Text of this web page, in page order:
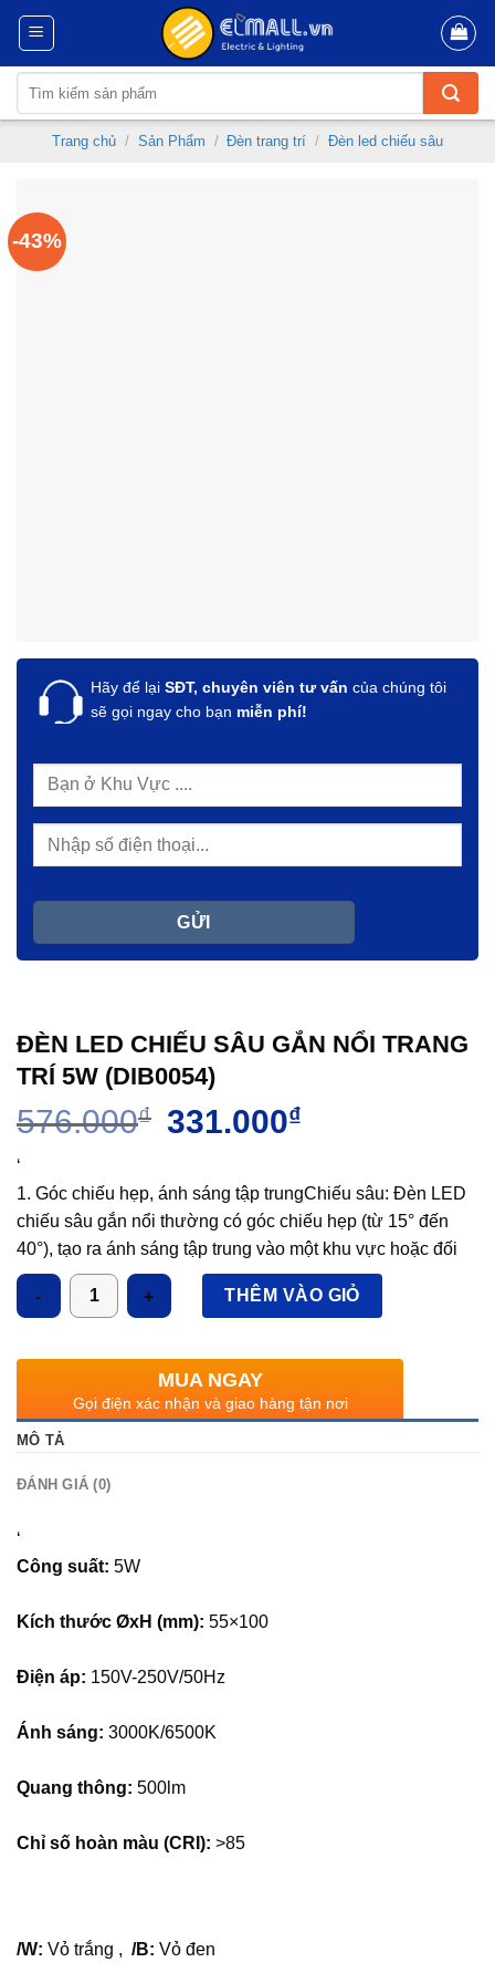
Skip
content
kiếm:
Trang chủ / Sản Phẩm / Đèn trang trí / Đèn led chiếu sâu
-43%
Hãy để lại SĐT, chuyên viên tư vấn của chúng tôi
sẽ gọi ngay cho bạn miễn phí!
ĐÈN LED CHIẾU SÂU GẮN NỔI TRANG
TRÍ 5W (DIB0054)
576.000₫ Giá
576.000₫.
331.000₫
là:
331.000₫.
‘
1. Góc chiếu hẹp, ánh sáng tập trungChiếu sâu: Đèn LED
chiếu sâu gắn nổi thường có góc chiếu hẹp (từ 15° đến
40°), tạo ra ánh sáng tập trung vào một khu vực hoặc đối
tượng cụ thể. Điều này rất thích hợp cho việc chiếu sáng
điểm, chẳng hạn như chiếu sáng tranh ảnh, tác phẩm nghệ
tiết trang trí nội thất.Ánh sáng mạnh mẽ và đồng đều: Dù có
góc chiếu hẹp, đèn vẫn cung cấp một lượng ánh sáng
mạnh và ổn định, tạo hiệu ứng chiếu sáng rõ ràng, không
bị phân tán.
tường: Đèn LED chiếu sâu gắn nổi có thể lắp đặt nổi lên
cần thay đổi vị trí đèn dễ dàng). Việc lắp nổi giúp quá trình
công sức.Thiết kế gọn gàng và hiện đại: Các đèn này có
gian nội thất, từ các căn hộ hiện đại cho đến các cửa hàng,
quán café, nhà hàng.
3. Tạo điểm nhấn và hiệu ứng trang tríÁnh sáng trang trí:
nổi bật các chi tiết trang trí trong không gian, như kệ sách,
ánh sáng tập trung. Điều này giúp tạo ra một không gian
sâu gắn nổi còn giúp tạo ra các hiệu ứng ánh sáng đặc
Số lượng
THÊM VÀO GIỎ
MUA NGAY
Gọi điện xác nhận và giao hàng tận nơi
MÔ TẢ
ĐÁNH GIÁ (0)
‘
Công suất: 5W
Kích thước ØxH (mm): 55×100
Điện áp: 150V-250V/50Hz
Ánh sáng: 3000K/6500K
Quang thông: 500lm
Chỉ số hoàn màu (CRI): >85
/W: Vỏ trắng , /B: Vỏ đen